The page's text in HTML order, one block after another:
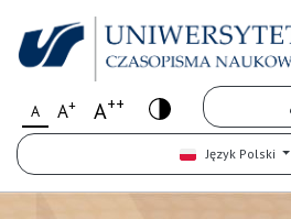
A A+ A++
Język Polski